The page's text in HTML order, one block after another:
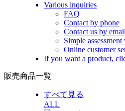
Various inquiries
FAQ
Contact by phone
Contact us by email
Simple
Online customer
If you want a product,
販売商品一覧
すべて見る
ALL